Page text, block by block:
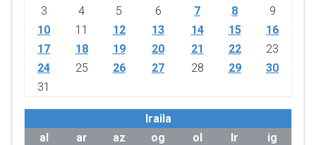
3
4 5 6 7 8
9
10
11 12 13 14 15
16
17
18 19 20 21 22
23
24
25 26 27 28 29
30
31
Iraila
al
ar az og ol lr
ig